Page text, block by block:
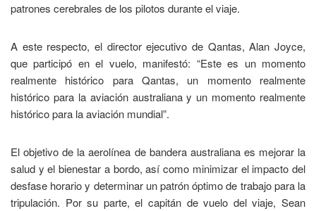
patrones cerebrales de los pilotos durante el viaje.
A este respecto, el director ejecutivo de Qantas, Alan Joyce,
que participó en el vuelo, manifestó: “Este es un momento
realmente histórico para Qantas, un momento realmente
histórico para la aviación australiana y un momento realmente
histórico para la aviación mundial”.
El objetivo de la aerolínea de bandera australiana es mejorar la
salud y el bienestar a bordo, así como minimizar el impacto del
desfase horario y determinar un patrón óptimo de trabajo para la
tripulación. Por su parte, el capitán de vuelo del viaje, Sean